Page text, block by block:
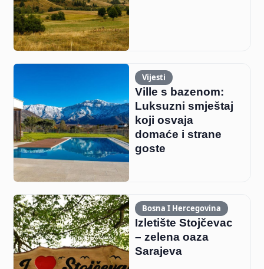
Vijesti
Ville s bazenom:
Luksuzni smještaj
koji osvaja
domaće i strane
goste
Bosna I Hercegovina
Izletište Stojčevac
– zelena oaza
Sarajeva